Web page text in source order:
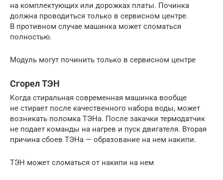
на комплектующих или дорожках платы. Починка
должна проводиться только в сервисном центре.
В противном случае машинка может сломаться
полностью.
Модуль могут починить только в сервисном центре
СгорелТЭН
Когда стиральная современная машинка вообще
не стирает после качественного набора воды, может
возникать поломка ТЭНа. После закачки термодатчик
не подает команды на нагрев и пуск двигателя. Вторая
причина сбоев ТЭНа — образование на нем накипи.
ТЭН может сломаться от накипи на нем